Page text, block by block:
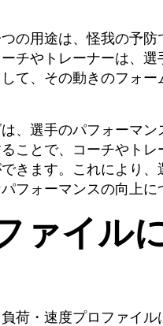
の用途は、怪我の予
チやトレーナーは、
て、その動きのフォ
、選手のパフォーマ
ことで、コーチやト
きます。これにより
フォーマンスの向上に
ァイル
荷・速度プロファイ